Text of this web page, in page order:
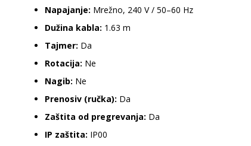
Napajanje: Mrežno, 240 V / 50–60 Hz
Dužina kabla: 1.63 m
Tajmer: Da
Rotacija: Ne
Nagib: Ne
Prenosiv (ručka): Da
Zaštita od pregrevanja: Da
IP zaštita: IP00